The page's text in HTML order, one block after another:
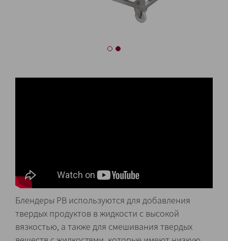
Блендеры PB используются для добавления
твердых продуктов в жидкости с высокой
вязкостью, а также для смешивания твердых